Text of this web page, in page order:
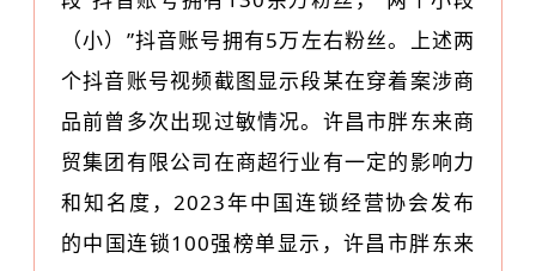
（小）”抖音账号拥有5万左右粉丝。上述两
个抖音账号视频截图显示段某在穿着案涉商
品前曾多次出现过敏情况。许昌市胖东来商
贸集团有限公司在商超行业有一定的影响力
和知名度，2023年中国连锁经营协会发布
的中国连锁100强榜单显示，许昌市胖东来